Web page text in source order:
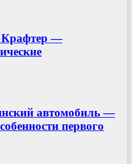
Крафтер —
автомобиль —
первого